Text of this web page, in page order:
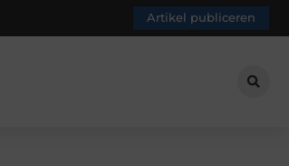
Artikel publiceren